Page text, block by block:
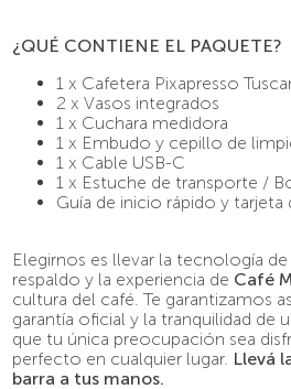
¿QUÉ CONTIENE EL PAQUETE?
1 x Cafetera Pixapresso
2 x Vasos integrados
1 x Cuchara medidora
1 x Embudo y cepillo de
1 x Cable USB-C
1 x Estuche de transporte /
Guía de inicio rápido y tarjeta
Elegirnos es llevar la tecnología
respaldo y la experiencia de Café
cultura del café. Te garantizamos
garantía oficial y la tranquilidad de
que tu única preocupación sea
perfecto en cualquier lugar. Llevá
barra a tus manos.